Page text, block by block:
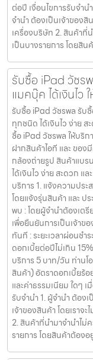
ต่อปี เงื่อนไขการรับจำ
จำนำ ต้องเป็นเจ้าของสิ
เครื่องบริษัท 2. สินค้าที่
เป็นบางรายการ โดยสิ
รับซื้อ iPad วัชร
แมคบุ๊ค ได้เงินไว
รับซื้อ iPad วัชรพล รับซื้
ทุกชนิด ได้เงินไว ง่าย ส
ซื้อ iPad วัชรพล ให้บริก
ฝากสินค้าไอที และ ของ
กล้องถ่ายรูป สินค้าแบร
ได้เงินไว ง่าย สะดวก แล
บริการ 1. แจ้งความปร
โดยแจ้งรุ่นสินค้า และ ป
พบ : โดยผู้จำนำต้องเตรี
เพื่อยืนยันการเป็นเจ้าข
ทันที : ระยะเวลาผ่อนช
ดอกเบี้ยต่อปีไม่เกิน
บริการ 5 บาท/วัน ท่าน
สินค้า) อัตราดอกเบี้ยร้อ
และค่าธรรมเนียม ใดๆ
รับจำนำ 1. ผู้จำนำ ต้อง
เจ้าของสินค้า โดยเราจ
2. สินค้าที่นำมาจำนำไม่
รายการ โดยสินค้าต้อง